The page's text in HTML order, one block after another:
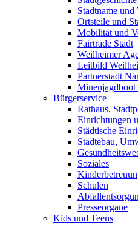
Stadtname und
Ortsteile und
Mobilität und
Fairtrade Stadt
Weilheimer
Leitbild
Partnerstadt
Minenjagdboot
Bürgerservice
Rathaus,
Einrichtungen
Städtische
Städtebau,
Soziales
Schulen
Presseorgane
Kids und Teens